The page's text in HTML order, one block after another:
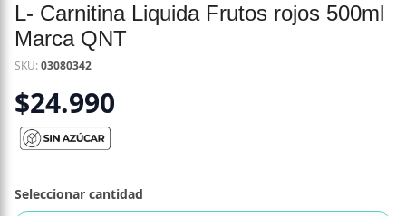
L- Carnitina Liquida Frutos rojos 500ml
Marca QNT
SKU:03080342
$24.990
Seleccionar cantidad